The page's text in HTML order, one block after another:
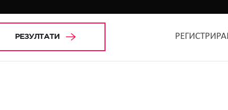
РЕЗУЛТАТИ